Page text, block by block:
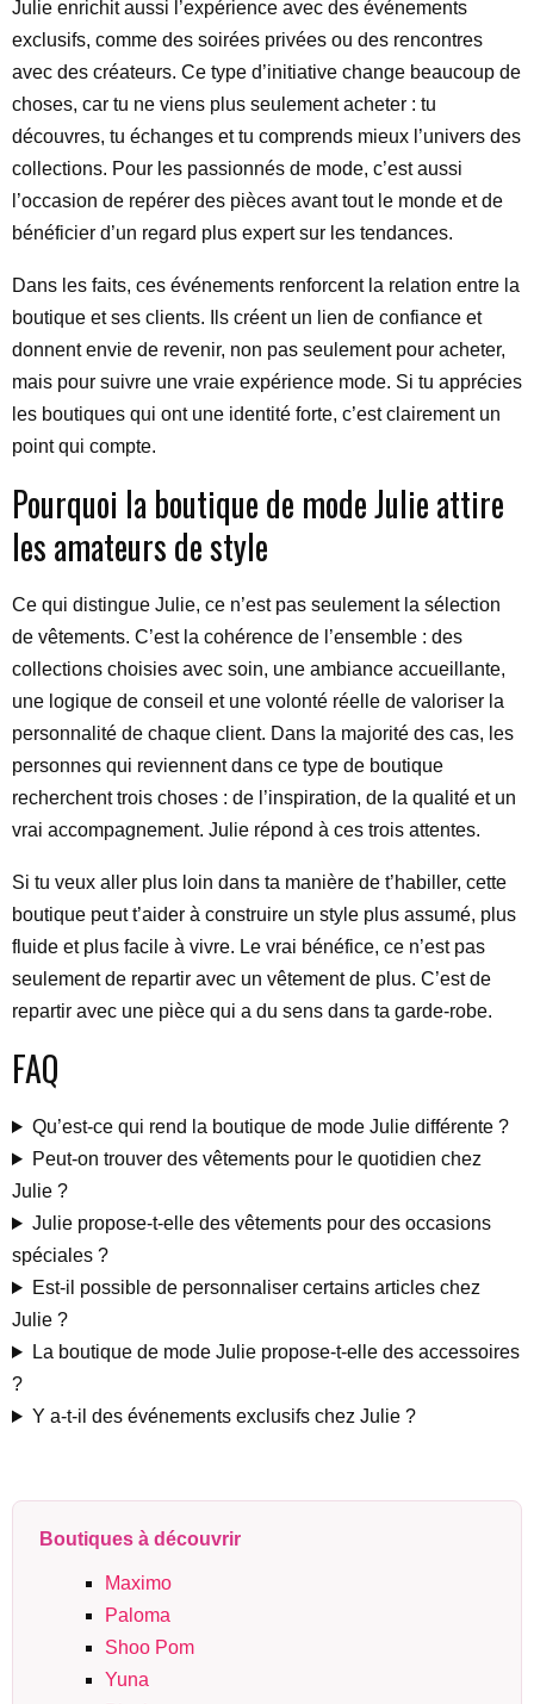
Julie enrichit aussi l’expérience avec des événements
exclusifs, comme des soirées privées ou des rencontres
avec des créateurs. Ce type d’initiative change beaucoup de
choses, car tu ne viens plus seulement acheter : tu
découvres, tu échanges et tu comprends mieux l’univers des
collections. Pour les passionnés de mode, c’est aussi
l’occasion de repérer des pièces avant tout le monde et de
bénéficier d’un regard plus expert sur les tendances.
Dans les faits, ces événements renforcent la relation entre la
boutique et ses clients. Ils créent un lien de confiance et
donnent envie de revenir, non pas seulement pour acheter,
mais pour suivre une vraie expérience mode. Si tu apprécies
les boutiques qui ont une identité forte, c’est clairement un
point qui compte.
Pourquoi la boutique de mode Julie attire
les amateurs de style
Ce qui distingue Julie, ce n’est pas seulement la sélection
de vêtements. C’est la cohérence de l’ensemble : des
collections choisies avec soin, une ambiance accueillante,
une logique de conseil et une volonté réelle de valoriser la
personnalité de chaque client. Dans la majorité des cas, les
personnes qui reviennent dans ce type de boutique
recherchent trois choses : de l’inspiration, de la qualité et un
vrai accompagnement. Julie répond à ces trois attentes.
Si tu veux aller plus loin dans ta manière de t’habiller, cette
boutique peut t’aider à construire un style plus assumé, plus
fluide et plus facile à vivre. Le vrai bénéfice, ce n’est pas
seulement de repartir avec un vêtement de plus. C’est de
repartir avec une pièce qui a du sens dans ta garde-robe.
FAQ
Qu’est-ce qui rend la boutique de mode Julie différente ?
Peut-on trouver des vêtements pour le quotidien chez
Julie ?
Julie propose-t-elle des vêtements pour des occasions
spéciales ?
Est-il possible de personnaliser certains articles chez
Julie ?
La boutique de mode Julie propose-t-elle des accessoires
?
Y a-t-il des événements exclusifs chez Julie ?
Boutiques à découvrir
Maximo
Paloma
Shoo Pom
Yuna